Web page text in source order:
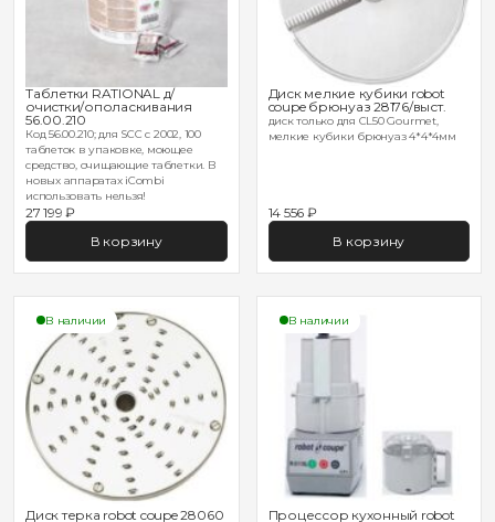
Таблетки RATIONAL д/
очистки/ополаскивания
56.00.210
Код 56.00.210; для SCC с 2002, 100
таблеток в упаковке, моющее
средство, очищающие таблетки. В
новых аппаратах iCombi
использовать нельзя!
27 199 ₽
В корзину
Диск мелкие кубики robot
coupe брюнуаз 28176/выст.
диск только для CL50 Gourmet,
мелкие кубики брюнуаз 4*4*4мм
14 556 ₽
В корзину
В наличии
Диск терка robot coupe 28060
В наличии
Процессор кухонный robot